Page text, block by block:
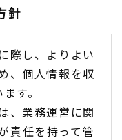
針
際し、よりよい
、個人情報を収
す。
、業務運営に関
責任を持って管